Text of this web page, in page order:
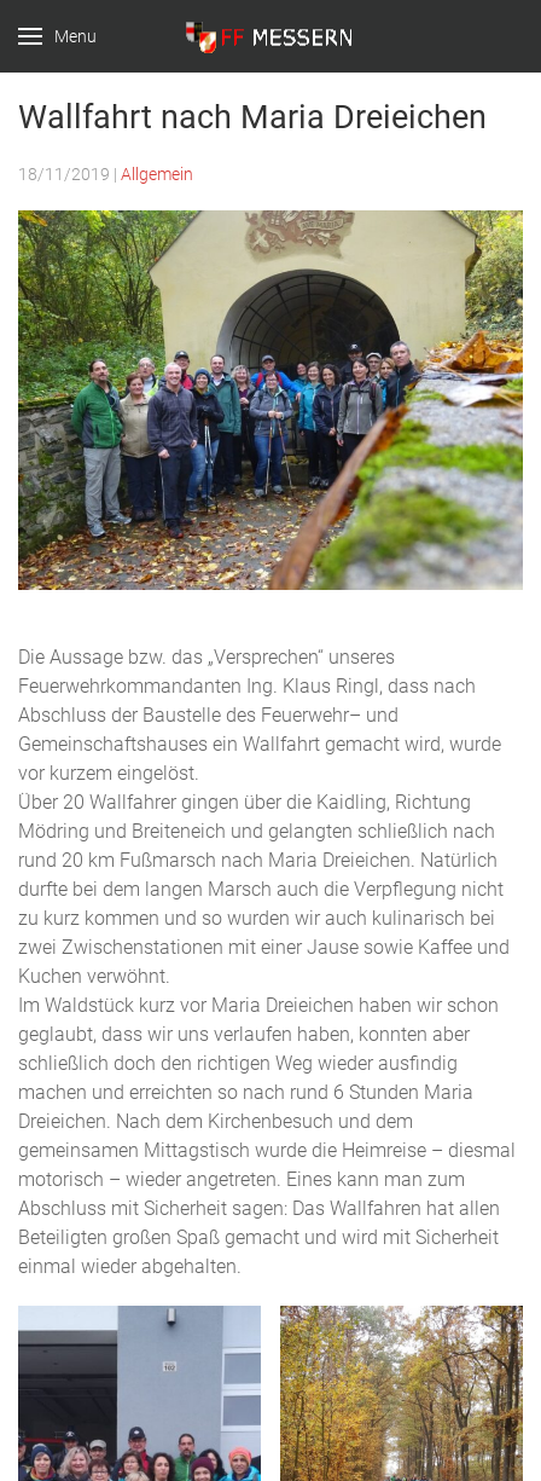
Menu
FF-Messern
Wallfahrt nach Maria Dreieichen
18/11/2019 | Allgemein
Die Aussage bzw. das „Versprechen“ unseres
Feuerwehrkommandanten Ing. Klaus Ringl, dass nach
Abschluss der Baustelle des Feuerwehr– und
Gemeinschaftshauses ein Wallfahrt gemacht wird, wurde
vor kurzem eingelöst.
Über 20 Wallfahrer gingen über die Kaidling, Richtung
Mödring und Breiteneich und gelangten schließlich nach
rund 20 km Fußmarsch nach Maria Dreieichen. Natürlich
durfte bei dem langen Marsch auch die Verpflegung nicht
zu kurz kommen und so wurden wir auch kulinarisch bei
zwei Zwischenstationen mit einer Jause sowie Kaffee und
Kuchen verwöhnt.
Im Waldstück kurz vor Maria Dreieichen haben wir schon
geglaubt, dass wir uns verlaufen haben, konnten aber
schließlich doch den richtigen Weg wieder ausfindig
machen und erreichten so nach rund 6 Stunden Maria
Dreieichen. Nach dem Kirchenbesuch und dem
gemeinsamen Mittagstisch wurde die Heimreise – diesmal
motorisch – wieder angetreten. Eines kann man zum
Abschluss mit Sicherheit sagen: Das Wallfahren hat allen
Beteiligten großen Spaß gemacht und wird mit Sicherheit
einmal wieder abgehalten.